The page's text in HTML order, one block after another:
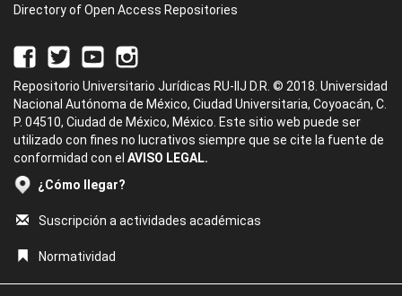
Directory of Open Access Repositories
Repositorio Universitario Jurídicas RU-IIJ D.R. © 2018. Universidad
Nacional Autónoma de México, Ciudad Universitaria, Coyoacán, C.
P. 04510, Ciudad de México, México. Este sitio web puede ser
utilizado con fines no lucrativos siempre que se cite la fuente de
conformidad con el AVISO LEGAL.
¿Cómo llegar?
Suscripción a actividades académicas
Normatividad